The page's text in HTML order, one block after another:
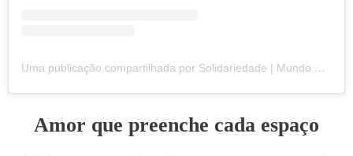
Uma publicação compartilhada por Solidariedade | Mundo Melhor (@lbvbrasil)
Amor que preenche cada espaço